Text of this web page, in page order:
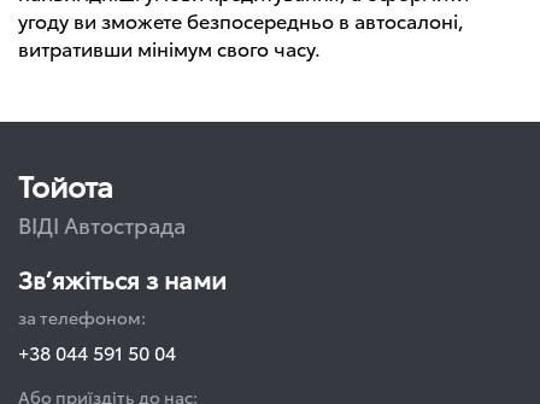
угоду ви зможете безпосередньо в автосалоні,
витративши мінімум свого часу.
Тойота
ВІДІ Автострада
Зв’яжіться з нами
за телефоном:
+38 044 591 50 04
Або приїздіть до нас: